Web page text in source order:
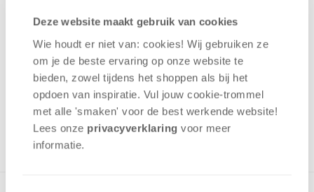
Deze website maakt gebruik van cookies
Wie houdt er niet van: cookies! Wij gebruiken ze
om je de beste ervaring op onze website te
bieden, zowel tijdens het shoppen als bij het
opdoen van inspiratie. Vul jouw cookie-trommel
met alle 'smaken' voor de best werkende website​!
Lees onze privacyverklaring voor meer
informatie.
Handel
Bluf
4 - 6 spelers +/- 30 min v.a. 10 jaar